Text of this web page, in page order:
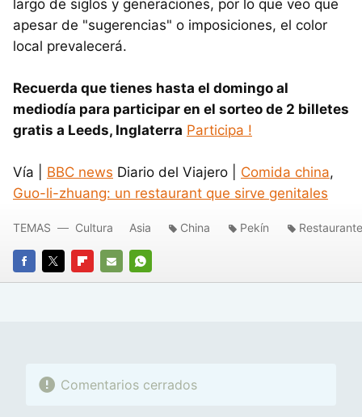
largo de siglos y generaciones, por lo que veo que
apesar de "sugerencias" o imposiciones, el color
local prevalecerá.
Recuerda que tienes hasta el domingo al
mediodía para participar en el sorteo de 2 billetes
gratis a Leeds, Inglaterra Participa !
Vía | BBC news Diario del Viajero | Comida china,
Guo-li-zhuang: un restaurant que sirve genitales
FACEBOOK
TWITTERFLIPBOARD
E-
WHATSAPP
TEMAS Cultura Asia China Pekín
Comentarios cerrados